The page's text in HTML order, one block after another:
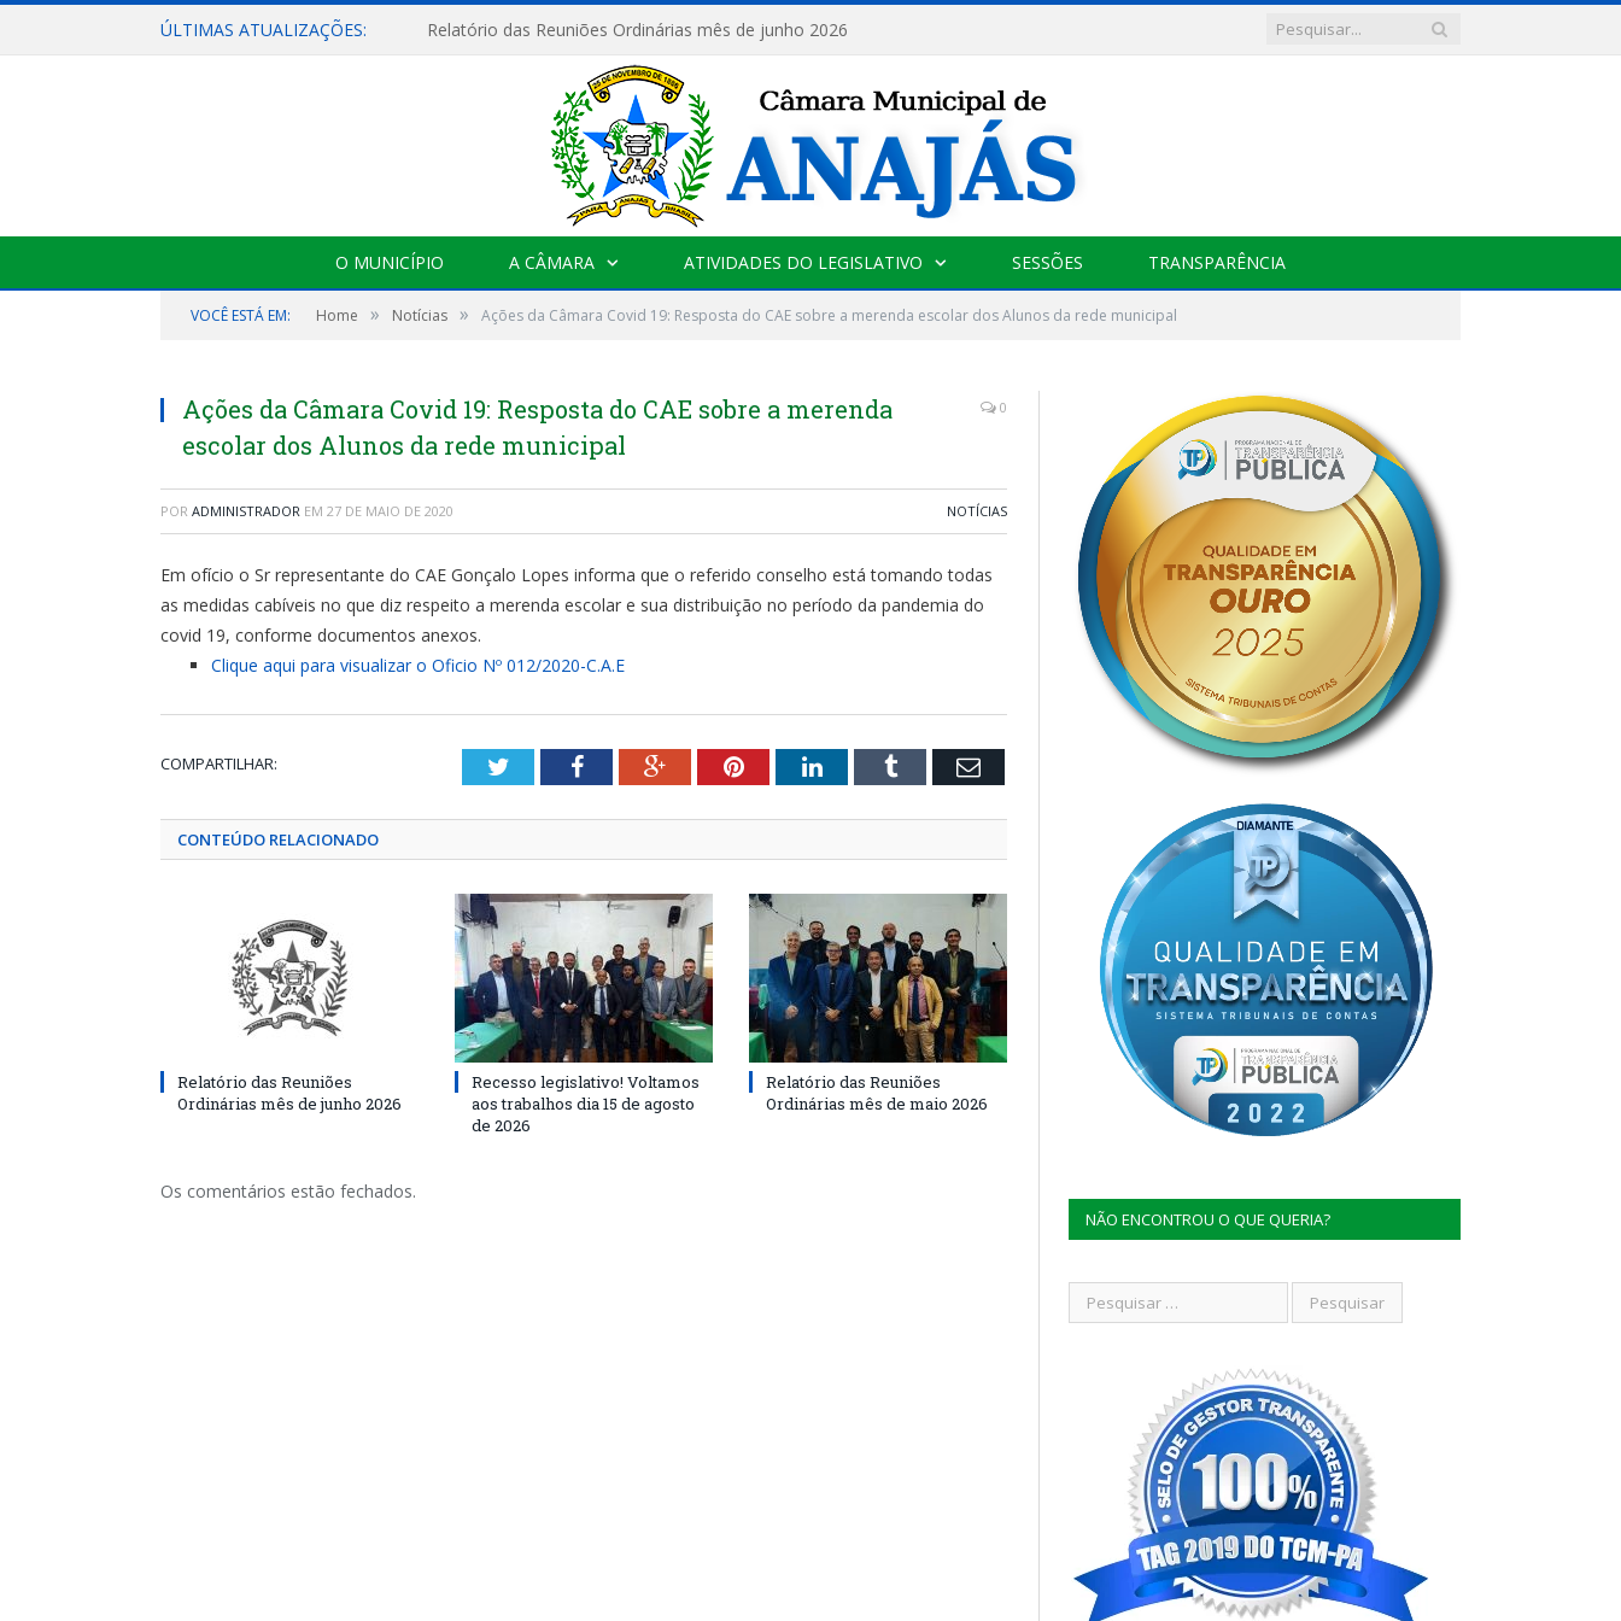
ÚLTIMAS ATUALIZAÇÕES: Relatório das Reuniões Ordinárias mês de junho 2026
O MUNICÍPIO A CÂMARA ATIVIDADES DO LEGISLATIVO SESSÕES TRANSPARÊNCIA
VOCÊ ESTÁ EM: Home » Notícias » Ações da Câmara Covid 19: Resposta do CAE sobre a merenda escolar dos Alunos da rede municipal
Ações da Câmara Covid 19: Resposta do CAE sobre a merenda
escolar dos Alunos da rede municipal
0
POR ADMINISTRADOR EM 27 DE MAIO DE 2020 NOTÍCIAS
Em ofício o Sr representante do CAE Gonçalo Lopes informa que o referido conselho está tomando todas
as medidas cabíveis no que diz respeito a merenda escolar e sua distribuição no período da pandemia do
covid 19, conforme documentos anexos.
Clique aqui para visualizar o Oficio Nº 012/2020-C.A.E
COMPARTILHAR: TwitterFacebookGoogle+PinterestLinkedInTumblr Email
CONTEÚDO RELACIONADO
Relatório das Reuniões
Ordinárias mês de junho 2026
Recesso legislativo! Voltamos
aos trabalhos dia 15 de agosto
de 2026
Relatório das Reuniões
Ordinárias mês de maio 2026
Os comentários estão fechados.
NÃO ENCONTROU O QUE QUERIA?